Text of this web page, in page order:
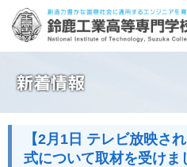
【2月1日 テレビ放映さ
式について取材を受けま